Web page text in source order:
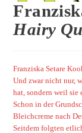
Hairy
Franziska Setare
Und zwar nicht nur,
hat, sondern weil sie
Schon in der
Bleichcreme nach
Seitdem folgten